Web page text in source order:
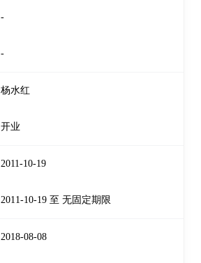
-
-
杨水红
开业
2011-10-19
2011-10-19 至 无固定期限
2018-08-08